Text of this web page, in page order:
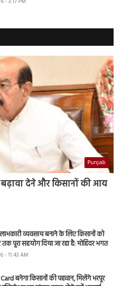
Punjab
देने और किसानों की आय
व्यवसाय बनाने के लिए किसानों को
पूरा सहयोग दिया जा रहा है: मोहिंदर भगत
- 11:43 AM
बनेगा किसानों की पहचान, मिलेंगे भरपूर